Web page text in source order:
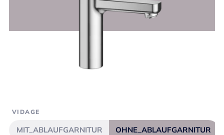
VIDAGE
MIT_ABLAUFGARNITUR OHNE_ABLAUFGARNITUR